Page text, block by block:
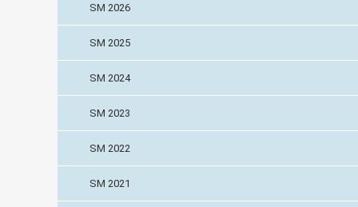
SM 2026
SM 2025
SM 2024
SM 2023
SM 2022
SM 2021